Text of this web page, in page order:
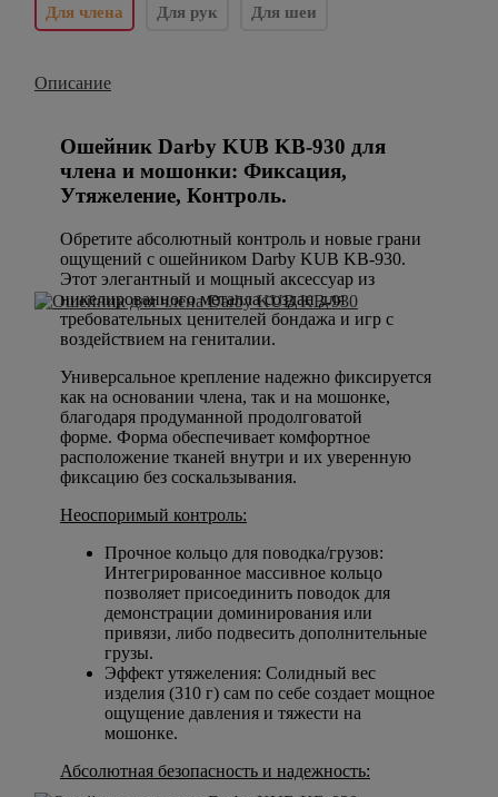
Для члена Для рук Для шеи
Описание
Ошейник Darby KUB KB-930 для
члена и мошонки: Фиксация,
Утяжеление, Контроль.
Обретите абсолютный контроль и новые грани
ощущений с ошейником Darby KUB KB-930.
Этот элегантный и мощный аксессуар из
никелированного металла создан для
требовательных ценителей бондажа и игр с
воздействием на гениталии.
Универсальное крепление надежно фиксируется
как на основании члена, так и на мошонке,
благодаря продуманной продолговатой
форме. Форма обеспечивает комфортное
расположение тканей внутри и их уверенную
фиксацию без соскальзывания.
Неоспоримый контроль:
Прочное кольцо для поводка/грузов:
Интегрированное массивное кольцо
позволяет присоединить поводок для
демонстрации доминирования или
привязи, либо подвесить дополнительные
грузы.
Эффект утяжеления: Солидный вес
изделия (310 г) сам по себе создает мощное
ощущение давления и тяжести на
мошонке.
Абсолютная безопасность и надежность: